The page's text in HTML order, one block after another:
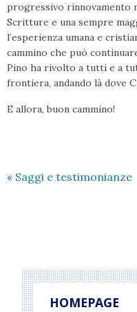
progressivo rinnovamento
Scritture e una sempre
l’esperienza umana e
cammino che può
Pino ha rivolto a tutti e a
frontiera, andando là dove
E allora, buon cammino!
« Saggi e testimonianze
HOMEPAGE